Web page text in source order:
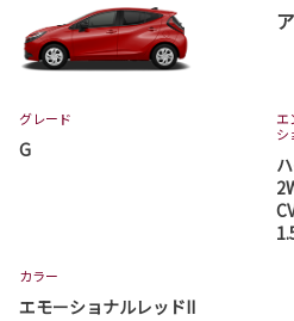
詳しくはこちら
詳しくはこちら
グレード
G
エ
シ
カラー
エモーショナルレッドII